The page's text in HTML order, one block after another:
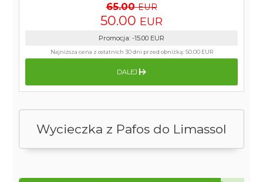
Wycieczka z Pafos do Limassol
65.00 EUR
50.00 EUR
Promocja: -15.00 EUR
Najniższa cena z ostatnich 30 dni przed obniżką:50.00 EUR
DALEJ